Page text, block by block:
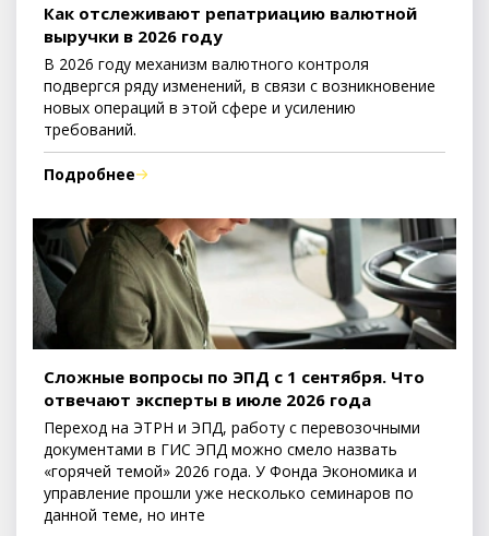
Как отслеживают репатриацию валютной
выручки в 2026 году
В 2026 году механизм валютного контроля
подвергся ряду изменений, в связи с возникновение
новых операций в этой сфере и усилению
требований.
Подробнее
Сложные вопросы по ЭПД с 1 сентября. Что
отвечают эксперты в июле 2026 года
Переход на ЭТРН и ЭПД, работу с перевозочными
документами в ГИС ЭПД можно смело назвать
«горячей темой» 2026 года. У Фонда Экономика и
управление прошли уже несколько семинаров по
данной теме, но инте